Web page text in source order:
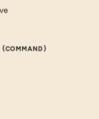
(COMMAND)